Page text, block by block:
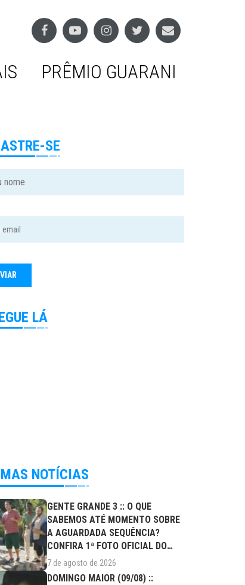
PRÊMIO GUARANI
SE
LÁ
NOTÍCIAS
GENTE GRANDE 3 :: O QUE
SABEMOS ATÉ MOMENTO SOBRE
A AGUARDADA SEQUÊNCIA?
CONFIRA 1ª FOTO OFICIAL DO
ELENCO!
7 de agosto de 2026
DOMINGO MAIOR (09/08) ::